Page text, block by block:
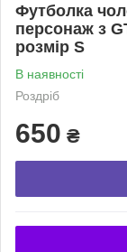
Футболка
персонаж з
розмір S
В наявності
Роздріб
650 ₴